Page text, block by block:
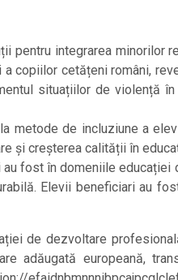
pentru integrarea minorilor
copiilor cetățeni români,
situațiilor de violență
metode de incluziune a
și creșterea calității în
fost în domeniile educației
Elevii beneficiari au
de dezvoltare
adăugată europeană,